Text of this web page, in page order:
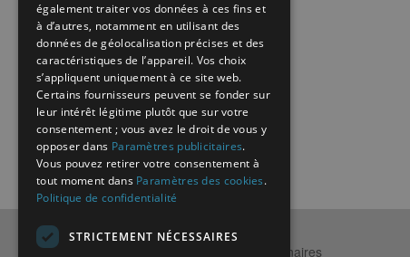
Partenaires
également traiter vos données à ces fins et
à d’autres, notamment en utilisant des
données de géolocalisation précises et des
caractéristiques de l’appareil. Vos choix
s’appliquent uniquement à ce site web.
Certains fournisseurs peuvent se fonder sur
leur intérêt légitime plutôt que sur votre
consentement ; vous avez le droit de vous y
opposer dans Paramètres publicitaires.
Vous pouvez retirer votre consentement à
tout moment dans Paramètres des cookies.
Politique de confidentialité
STRICTEMENT NÉCESSAIRES